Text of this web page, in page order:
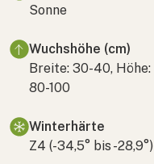
Sonne
Wuchshöhe (cm)
Breite: 30-40, Höhe:
80-100
Winterhärte
Z4 (-34,5° bis -28,9°)